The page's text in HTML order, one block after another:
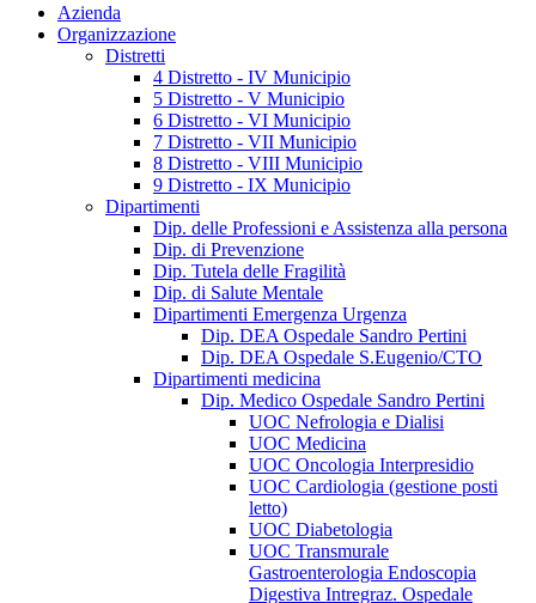
Azienda
Organizzazione
Distretti
4 Distretto - IV Municipio
5 Distretto - V Municipio
6 Distretto - VI Municipio
7 Distretto - VII Municipio
8 Distretto - VIII Municipio
9 Distretto - IX Municipio
Dipartimenti
Dip. delle Professioni e Assistenza alla persona
Dip. di Prevenzione
Dip. Tutela delle Fragilità
Dip. di Salute Mentale
Dipartimenti Emergenza Urgenza
Dip. DEA Ospedale Sandro Pertini
Dip. DEA Ospedale S.Eugenio/CTO
Dipartimenti medicina
Dip. Medico Ospedale Sandro Pertini
UOC Nefrologia e Dialisi
UOC Medicina
UOC Oncologia Interpresidio
UOC Cardiologia (gestione posti
letto)
UOC Diabetologia
UOC Transmurale
Gastroenterologia Endoscopia
Digestiva Intregraz. Ospedale